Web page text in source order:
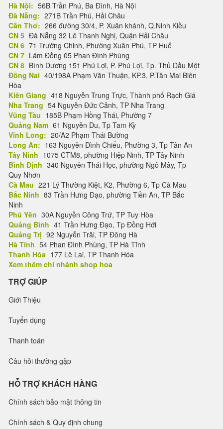
Hà Nội: 56B Trần Phú, Ba Đình, Hà Nội
Đà Nẵng: 271B Trần Phú, Hải Châu
Cần Thơ: 266 đường 30/4, P. Xuân khánh, Q.Ninh Kiều
CN 5 Đà Nẵng 32 Lê Thanh Nghị, Quận Hải Châu
CN 6 71 Trường Chinh, Phường Xuân Phú, TP Huế
CN 7 Lâm Đồng 05 Phan Đình Phùng
CN 8 Bình Dương 151 Phú Lợi, P. Phú Lợi, Tp. Thủ Dầu Một
Đồng Nai 40/198A Phạm Văn Thuận, KP.3, P.Tân Mai Biên
Hòa
Kiên Giang 418 Nguyễn Trung Trực, Thành phố Rạch Giá
Nha Trang 54 Nguyễn Đức Cảnh, TP Nha Trang
Vũng Tàu 185B Phạm Hồng Thái, Phường 7
Quảng Nam 61 Nguyễn Du, Tp Tam Kỳ
Vĩnh Long: 20/A2 Phạm Thái Bường
Long An: 163 Nguyễn Đình Chiểu, Phường 3, Tp Tân An
Tây Ninh 1075 CTM8, phường Hiệp Ninh, TP Tây Ninh
Bình Định 340 Nguyễn Thái Học, phường Ngô Mây, Tp
Quy Nhơn
Cà Mau 221 Lý Thường Kiệt, K2, Phường 6, Tp Cà Mau
Bắc Ninh 83 Trần Hưng Đạo, phường Tiền An, TP Bắc
Ninh
Phú Yên 30A Nguyễn Công Trứ, TP Tuy Hòa
Quảng Bình 41 Trần Hưng Đạo, Tp Đồng Hới
Quảng Trị 92 Nguyễn Trãi, TP Đông Hà
Hà Tĩnh 54 Phan Đình Phùng, TP Hà Tĩnh
Thanh Hóa 177 Lê Lai, TP Thanh Hóa
Xem thêm chi nhánh shop hoa
TRỢ GIÚP
Giới Thiệu
Tuyển dụng
Thanh toán
Câu hỏi thường gặp
HỖ TRỢ KHÁCH HÀNG
Chính sách bảo mật thông tin
Chính sách & Quy định chung